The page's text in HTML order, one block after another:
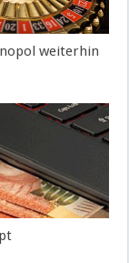
weiterhin